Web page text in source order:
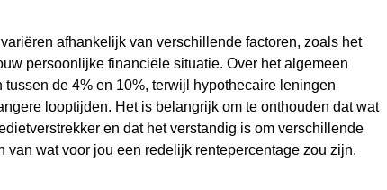
afhankelijk van verschillende factoren, zoals het
persoonlijke financiële situatie. Over het algemeen
de 4% en 10%, terwijl hypothecaire leningen
looptijden. Het is belangrijk om te onthouden dat wat
en dat het verstandig is om verschillende
wat voor jou een redelijk rentepercentage zou zijn.